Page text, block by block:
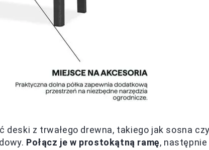
deski z trwałego drewna, takiego jak sosna
Połącz je w prostokątną ramę, następnie